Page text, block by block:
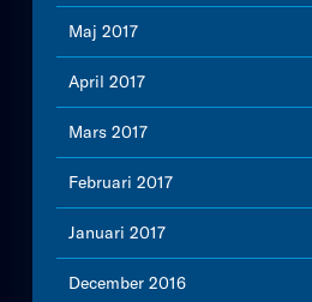
Maj 2017
April 2017
Mars 2017
Februari 2017
Januari 2017
December 2016